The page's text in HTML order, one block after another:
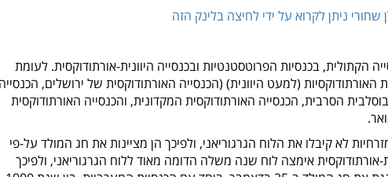
ניתן לקרוא על ידי לחיצה בלינק הזה
בדצמבר בכנסייה הקתולית, בכנסיות הפרוטסטנטיות ובכנסייה היוונית-אורתודוקסית. לעומת
(למעט היוונית) (הכנסייה האורתודוקסית של ירושלים, הכנסייה
הסרבית, הכנסייה האורתודוקסית המקדונית, והכנסייה האורתודוקסית
לא קיבלו את הלוח הגרגוריאני, ולפיכך הן מציינות את חג המולד על-פי
אורתודוקסית אימצה לוח שנה משלה הדומה מאוד ללוח הגרגוריאני, ולפיכך